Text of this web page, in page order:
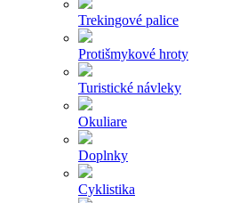
Trekingové palice
Protišmykové hroty
Turistické návleky
Okuliare
Doplnky
Cyklistika